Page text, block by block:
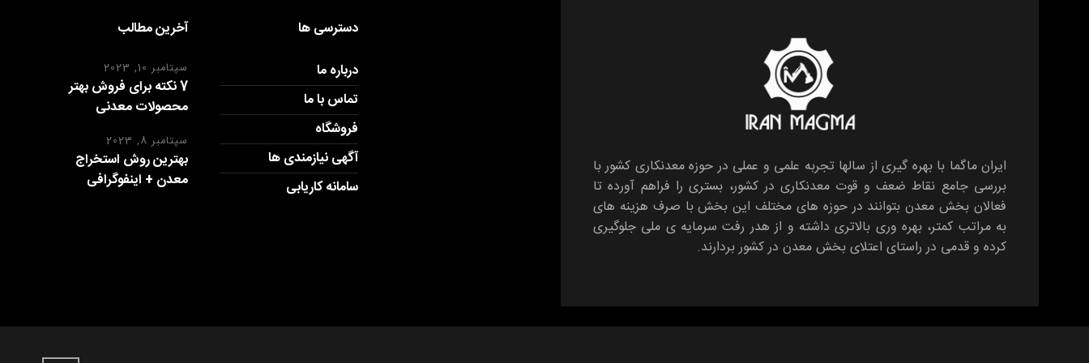
ایران ماگما با بهره گیری از سالها تجربه علمی و عملی در حوزه معدنکاری کشور با
بررسی جامع نقاط ضعف و قوت معدنکاری در کشور، بستری را فراهم آورده تا
فعالان بخش معدن بتوانند در حوزه های مختلف این بخش با صرف هزینه های
به مراتب کمتر، بهره وری بالاتری داشته و از هدر رفت سرمایه ی ملی جلوگیری
کرده و قدمی در راستای اعتلای بخش معدن در کشور بردارند.
دسترسی ها
درباره ما
تماس با ما
فروشگاه
آگهی نیازمندی ها
سامانه کاریابی
آخرین مطالب
سپتامبر 10, 2023
7 نکته برای فروش بهتر
محصولات معدنی
سپتامبر 8, 2023
بهترین روش استخراج
معدن + اینفوگرافی